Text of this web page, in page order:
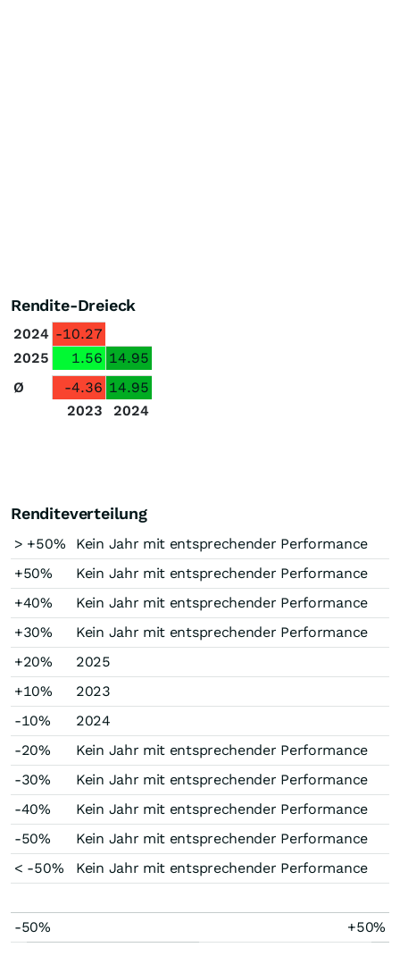
Rendite-Dreieck
2024 -10.27
2025
1.56 14.95
Ø
-4.36 14.95
2023
2024
Renditeverteilung
> +50%
Kein Jahr mit entsprechender Performance
+50%
Kein Jahr mit entsprechender Performance
+40%
Kein Jahr mit entsprechender Performance
+30%
Kein Jahr mit entsprechender Performance
+20%
2025
+10%
2023
-10%
2024
-20%
Kein Jahr mit entsprechender Performance
-30%
Kein Jahr mit entsprechender Performance
-40%
Kein Jahr mit entsprechender Performance
-50%
Kein Jahr mit entsprechender Performance
< -50%
Kein Jahr mit entsprechender Performance
-50% +50%